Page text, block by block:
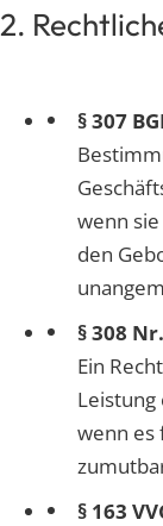
2.
§ 307
wenn
den
§ 308
Ein
Leistung
wenn es
§ 163